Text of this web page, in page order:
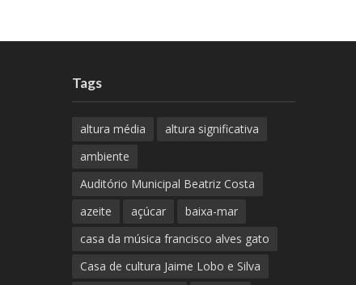
Tags
altura média
altura significativa
ambiente
Auditório Municipal Beatriz Costa
azeite
açúcar
baixa-mar
casa da música francisco alves gato
Casa de cultura Jaime Lobo e Silva